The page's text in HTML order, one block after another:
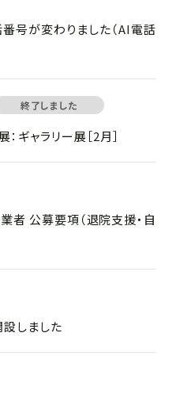
番号が変わりました（AI電話
終了しました
ギャラリー展［2月］
者 公募要項（退院支援・自
設しました